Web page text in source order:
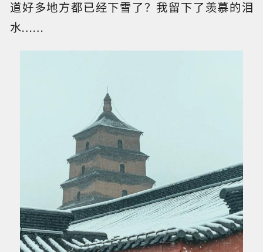
道好多地方都已经下雪了？我留下了羡慕的泪
水……